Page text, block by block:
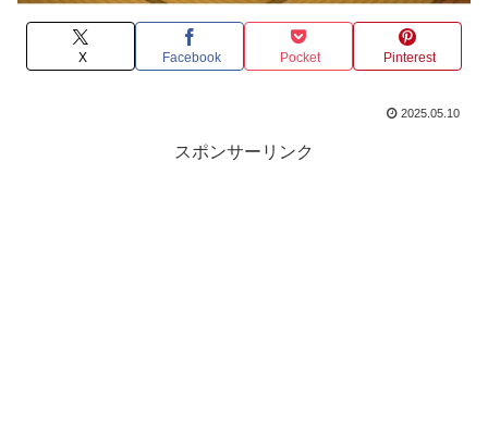
X Facebook Pocket Pinterest
2025.05.10
スポンサーリンク